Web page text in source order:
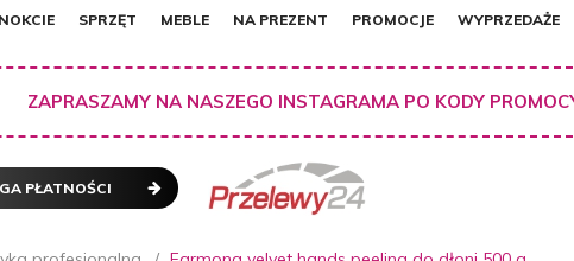
SPRZĘT MEBLE NA PREZENT PROMOCJE WYPRZEDAŻE
ZAPRASZAMY NA NASZEGO INSTAGRAMA PO KODY
PŁATNOŚCI